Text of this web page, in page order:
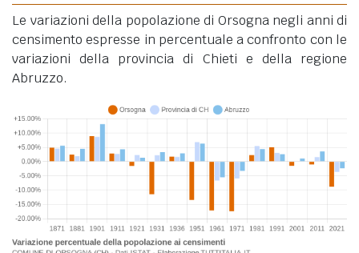
Le variazioni della popolazione di Orsogna negli anni di
censimento espresse in percentuale a confronto con le
variazioni della provincia di Chieti e della regione
Abruzzo.